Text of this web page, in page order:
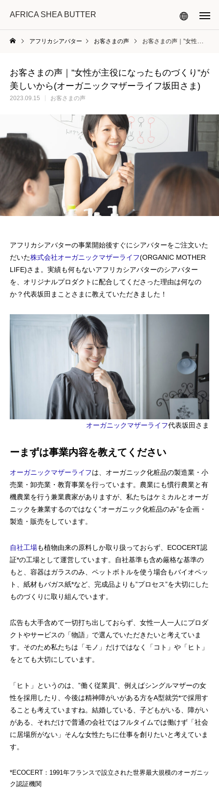
AFRICA SHEA BUTTER
アフリカシアバター お客さまの声 お客さまの声｜”女性が主役になったものづくり”が美しいから(オーガニックマザーライフ坂田さま)
お客さまの声｜”女性が主役になったものづくり”が
美しいから(オーガニックマザーライフ坂田さま)
2023.09.15 お客さまの声
アフリカシアバターの事業開始後すぐにシアバターをご注文いた
だいた株式会社オーガニックマザーライフ(ORGANIC MOTHER
LIFE)さま。実績も何もないアフリカシアバターのシアバター
を、オリジナルプロダクトに配合してくださった理由は何なの
か？代表坂田まことさまに教えていただきました！
オーガニックマザーライフ代表坂田さま
ーまずは事業内容を教えてください
オーガニックマザーライフは、オーガニック化粧品の製造業・小
売業・卸売業・教育事業を行っています。農業にも慣行農業と有
機農業を行う兼業農家がありますが、私たちはケミカルとオーガ
ニックを兼業するのではなく”オーガニック化粧品のみ”を企画・
製造・販売をしています。
自社工場も植物由来の原料しか取り扱っておらず、ECOCERT認
証*の工場として運営しています。自社基準も含め厳格な基準の
もと、容器はガラスのみ、ペットボトルを使う場合もバイオペッ
ト、紙材もバガス紙*など、完成品よりも”プロセス”を大切にした
ものづくりに取り組んでいます。
広告も大手含めて一切打ち出しておらず、女性一人一人にプロダ
クトやサービスの「物語」で選んでいただきたいと考えていま
す。そのため私たちは「モノ」だけではなく「コト」や「ヒト」
をとても大切にしています。
「ヒト」というのは、”働く従業員”、例えばシングルマザーの女
性を採用したり、今後は精神障がいがある方をA型就労*で採用す
ることも考えていますね。結婚している、子どもがいる、障がい
がある、それだけで普通の会社ではフルタイムでは働けず「社会
に居場所がない」そんな女性たちに仕事を創りたいと考えていま
す。
*ECOCERT：1991年フランスで設立された世界最大規模のオーガニッ
ク認証機関